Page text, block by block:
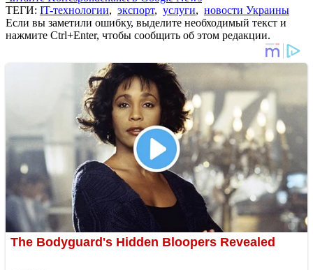
ТЕГИ: IT-технологии, экспорт, услуги, новости Украины
Если вы заметили ошибку, выделите необходимый текст и
нажмите Ctrl+Enter, чтобы сообщить об этом редакции.